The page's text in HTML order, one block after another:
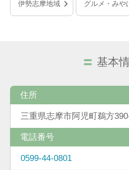
伊勢志摩地域 グルメ・みや
基本
住所
三重県志摩市阿児町鵜方
電話番号
0599-44-0801